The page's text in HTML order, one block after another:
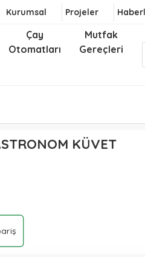
Kurumsal Projeler
Çay
Otomatları
Mutfak
Gereçleri
KÜVET